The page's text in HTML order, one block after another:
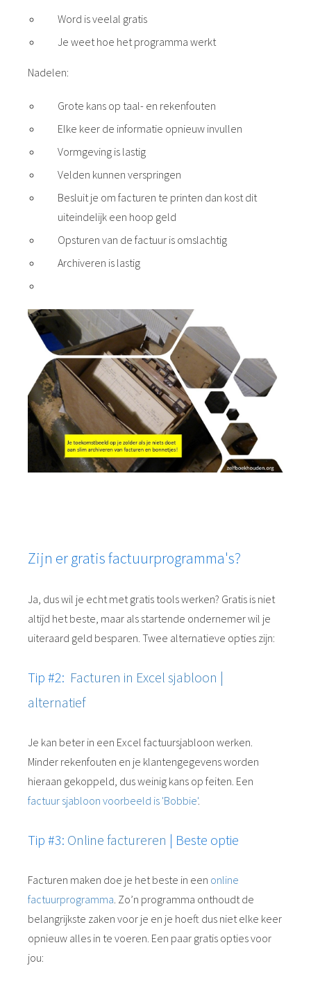
Word is veelal gratis
Je weet hoe het programma werkt
Nadelen:
Grote kans op taal- en rekenfouten
Elke keer de informatie opnieuw invullen
Vormgeving is lastig
Velden kunnen verspringen
Besluit je om facturen te printen dan kost dit
uiteindelijk een hoop geld
Opsturen van de factuur is omslachtig
Archiveren is lastig
Zijn er gratis factuurprogramma's?
Ja, dus wil je echt met gratis tools werken? Gratis is niet
altijd het beste, maar als startende ondernemer wil je
uiteraard geld besparen. Twee alternatieve opties zijn:
Tip #2: Facturen in Excel sjabloon |
alternatief
Je kan beter in een Excel factuursjabloon werken.
Minder rekenfouten en je klantengegevens worden
hieraan gekoppeld, dus weinig kans op feiten. Een
factuur sjabloon voorbeeld is 'Bobbie'.
Tip #3: Online factureren | Beste optie
Facturen maken doe je het beste in een online
factuurprogramma . Zo’n programma onthoudt de
belangrijkste zaken voor je en je hoeft dus niet elke keer
opnieuw alles in te voeren. Een paar gratis opties voor
jou: